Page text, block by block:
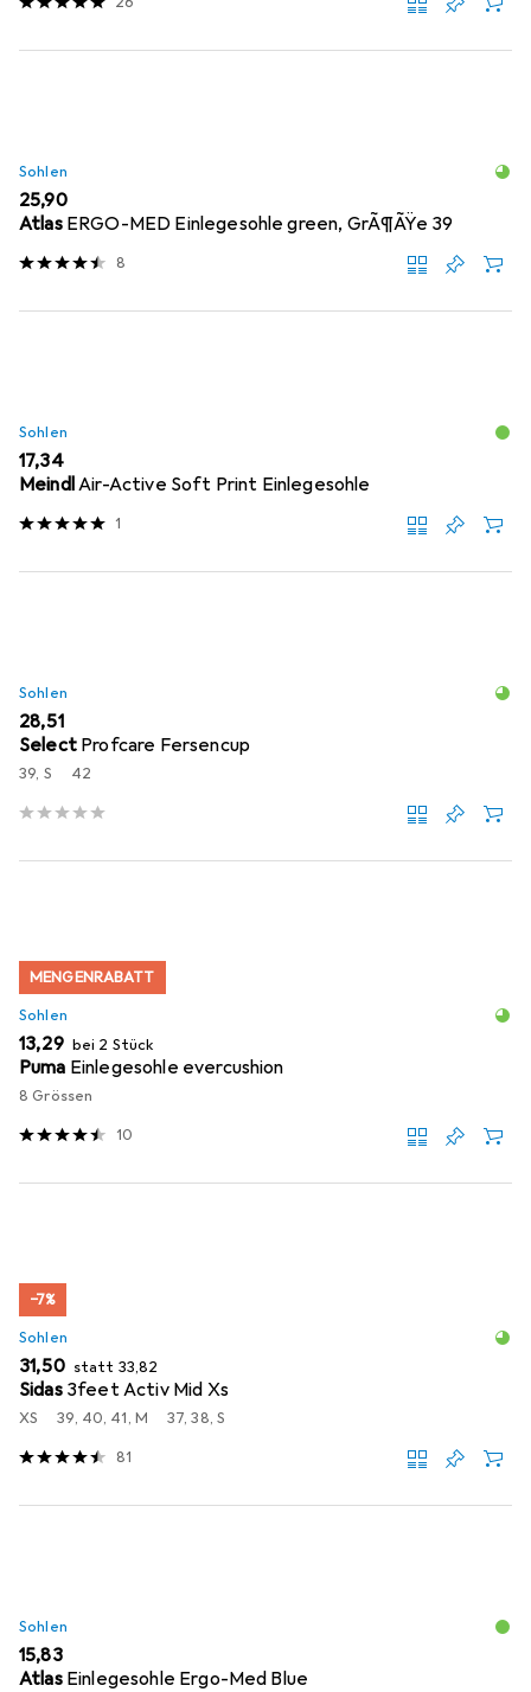
Sohlen
EUR
25,90
Atlas ERGO-MED Einlegesohle green, GrÃ¶ÃŸe 39
8
Sohlen
EUR
17,34
MeindlAir-Active Soft Print Einlegesohle
1
Sohlen
EUR
28,51
Select Profcare Fersencup
39, S 42
MENGENRABATT
Sohlen
EUR
13,29 bei 2 Stück
Puma Einlegesohle evercushion
8 Grössen
10
−7%
Sohlen
EUR
31,50 statt EUR
33,82
Sidas 3feet Activ Mid Xs
XS 39, 40, 41, M 37, 38, S
81
Sohlen
EUR
15,83
Atlas Einlegesohle Ergo-Med Blue